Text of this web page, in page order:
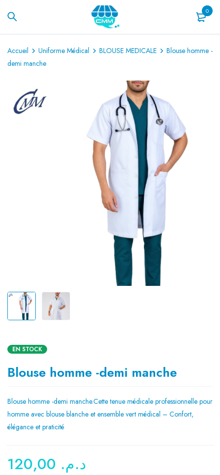
0
Accueil Uniforme Médical BLOUSE MEDICALE
Blouse homme -
demi manche
EN STOCK
Blouse homme -demi manche
Blouse homme -demi manche.Cette tenue médicale professionnelle pour
homme avec blouse blanche et ensemble vert médical – Confort,
élégance et praticité
د.م.